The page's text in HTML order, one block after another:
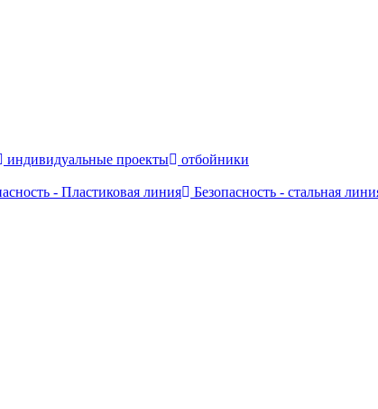
индивидуальные проекты
отбойники
- Пластиковая линия
Безопасность - стальная